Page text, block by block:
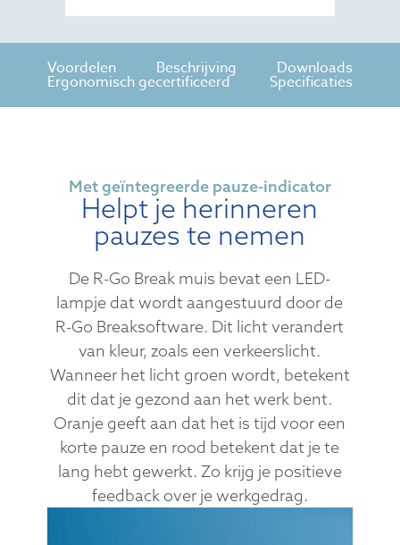
Voordelen Beschrijving Downloads
Ergonomisch gecertificeerd Specificaties
Met geïntegreerde pauze-indicator
Helpt je herinneren
pauzes te nemen
De R-Go Break muis bevat een LED-
lampje dat wordt aangestuurd door de
R-Go Breaksoftware. Dit licht verandert
van kleur, zoals een verkeerslicht.
Wanneer het licht groen wordt, betekent
dit dat je gezond aan het werk bent.
Oranje geeft aan dat het is tijd voor een
korte pauze en rood betekent dat je te
lang hebt gewerkt. Zo krijg je positieve
feedback over je werkgedrag.